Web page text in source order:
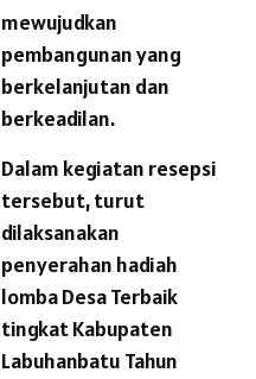
mewujudkan
pembangunan yang
berkelanjutan dan
berkeadilan.
Dalam kegiatan resepsi
tersebut, turut
dilaksanakan
penyerahan hadiah
lomba Desa Terbaik
tingkat Kabupaten
Labuhanbatu Tahun